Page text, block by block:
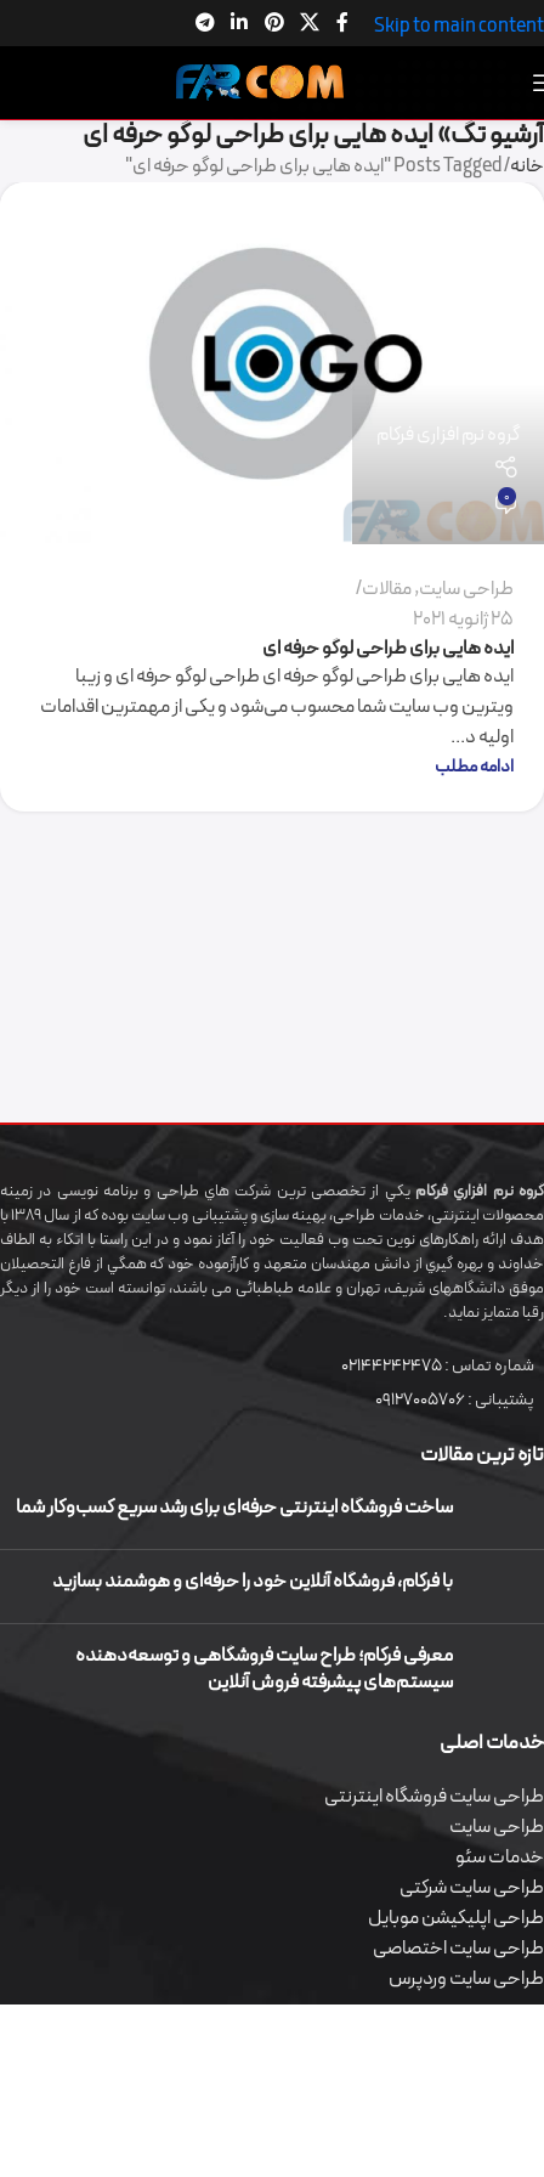
Skip to main content
آرشیو تگ» ایده هایی برای طراحی لوگو حرفه ای
خانه Posts Tagged "ایده هایی برای طراحی لوگو حرفه ای"
گروه نرم افزاری فرکام
0
طراحی سایت,مقالات
25 ژانویه 2021
ایده هایی برای طراحی لوگو حرفه ای
ایده هایی برای طراحی لوگو حرفه ای طراحی لوگو حرفه ای و زیبا
ویترین وب ‌سایت شما محسوب می‌شود و یکی از مهمترین اقدامات
اولیه د...
ادامه مطلب
گروه نرم افزاري فرکام يکي از تخصصی ترين شرکت هاي طراحی و برنامه نویسی در زمینه
محصولات اینترنتی، خدمات طراحی، بهینه سازی و پشتیبانی وب سایت بوده که از سال 1389 با
هدف ارائه راهکارهای نوین تحت وب فعالیت خود را آغاز نمود و در این راستا با اتکاء به الطاف
خداوند و بهره گيري از دانش مهندسان متعهد و کارآزموده خود که همگي از فارغ التحصیلان
موفق دانشگاههای شريف، تهران و علامه طباطبائی می باشند، توانسته است خود را از دیگر
رقبا متمایز نماید.
شماره تماس :02144242475
پشتیبانی :09127005706
تازه ترین مقالات
ساخت فروشگاه اینترنتی حرفه‌ای برای رشد سریع کسب‌وکار شما
با فرکام، فروشگاه آنلاین خود را حرفه‌ای و هوشمند بسازید
معرفی فرکام؛ طراح سایت فروشگاهی و توسعه‌دهنده
سیستم‌های پیشرفته فروش آنلاین
خدمات اصلی
طراحی سایت فروشگاه اینترنتی
طراحی سایت
خدمات سئو
طراحی سایت شرکتی
طراحی اپلیکیشن موبایل
طراحی سایت اختصاصی
طراحی سایت وردپرس